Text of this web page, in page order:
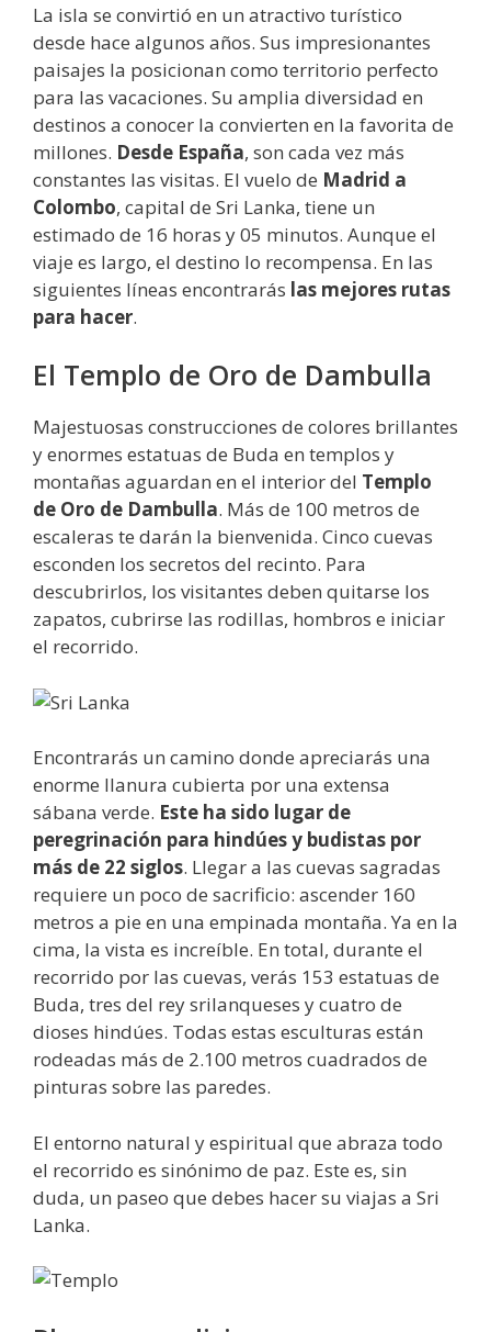
La isla se convirtió en un atractivo turístico
desde hace algunos años. Sus impresionantes
paisajes la posicionan como territorio perfecto
para las vacaciones. Su amplia diversidad en
destinos a conocer la convierten en la favorita de
millones. Desde España, son cada vez más
constantes las visitas. El vuelo de Madrid a
Colombo, capital de Sri Lanka, tiene un
estimado de 16 horas y 05 minutos. Aunque el
viaje es largo, el destino lo recompensa. En las
siguientes líneas encontrarás las mejores rutas
para hacer.
El Templo de Oro de Dambulla
Majestuosas construcciones de colores brillantes
y enormes estatuas de Buda en templos y
montañas aguardan en el interior del Templo
de Oro de Dambulla. Más de 100 metros de
escaleras te darán la bienvenida. Cinco cuevas
esconden los secretos del recinto. Para
descubrirlos, los visitantes deben quitarse los
zapatos, cubrirse las rodillas, hombros e iniciar
el recorrido.
Encontrarás un camino donde apreciarás una
enorme llanura cubierta por una extensa
sábana verde. Este ha sido lugar de
peregrinación para hindúes y budistas por
más de 22 siglos. Llegar a las cuevas sagradas
requiere un poco de sacrificio: ascender 160
metros a pie en una empinada montaña. Ya en la
cima, la vista es increíble. En total, durante el
recorrido por las cuevas, verás 153 estatuas de
Buda, tres del rey srilanqueses y cuatro de
dioses hindúes. Todas estas esculturas están
rodeadas más de 2.100 metros cuadrados de
pinturas sobre las paredes.
El entorno natural y espiritual que abraza todo
el recorrido es sinónimo de paz. Este es, sin
duda, un paseo que debes hacer su viajas a Sri
Lanka.